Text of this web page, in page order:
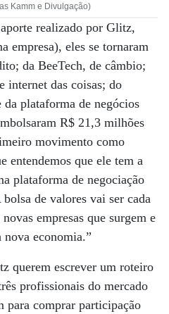
Kamm e Divulgação)
realizado por Glitz,
empresa), eles se tornaram
da BeeTech, de câmbio;
internet das coisas; do
plataforma de negócios
R$ 21,3 milhões
movimento como
entendemos que ele tem a
plataforma de negociação
de valores vai ser cada
empresas que surgem e
nova economia.”
querem escrever um roteiro
profissionais do mercado
para comprar participação